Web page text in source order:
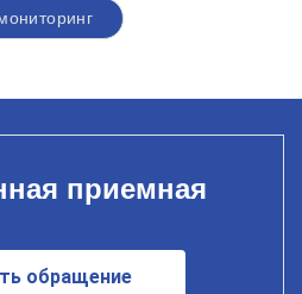
приемная
обращение